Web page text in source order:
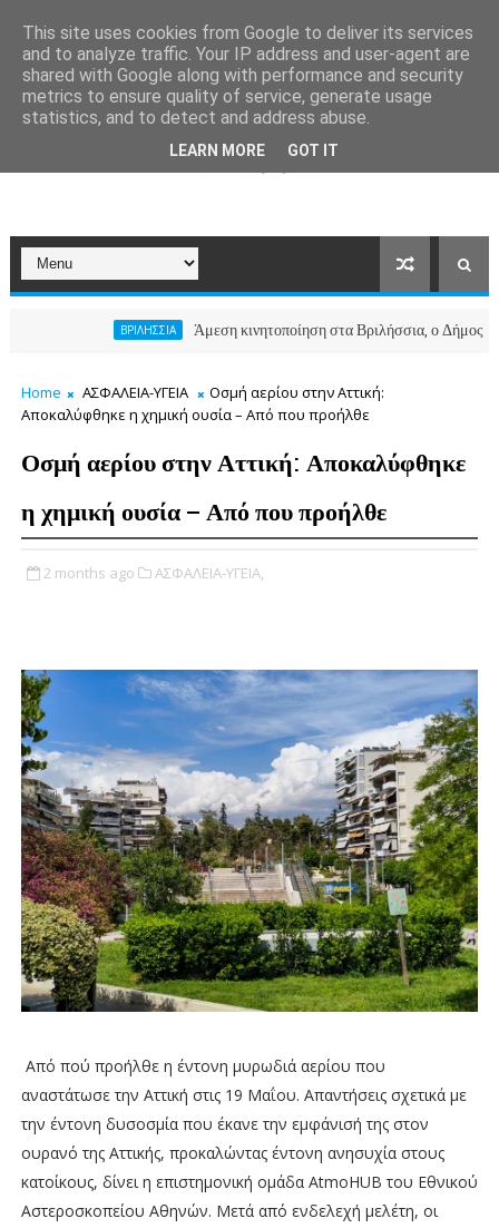
Άμεση κινητοποίηση στα Βριλήσσια, ο Δήμος ανοίγει
Home ΑΣΦΑΛΕΙΑ-ΥΓΕΙΑ
Οσμή αερίου στην Αττική:
Αποκαλύφθηκε η χημική ουσία – Από που προήλθε
Οσμή αερίου στην Αττική: Αποκαλύφθηκε
η χημική ουσία – Από που προήλθε
2 months ago ΑΣΦΑΛΕΙΑ-ΥΓΕΙΑ,
Από πού προήλθε η έντονη μυρωδιά αερίου που
αναστάτωσε την Αττική στις 19 Μαΐου. Απαντήσεις σχετικά με
την έντονη δυσοσμία που έκανε την εμφάνισή της στον
ουρανό της Αττικής, προκαλώντας έντονη ανησυχία στους
κατοίκους, δίνει η επιστημονική ομάδα AtmoHUB του Εθνικού
Αστεροσκοπείου Αθηνών. Μετά από ενδελεχή μελέτη, οι
This site uses cookies from Google to deliver its services
and to analyze traffic. Your IP address and user-agent are
shared with Google along with performance and security
metrics to ensure quality of service, generate usage
statistics, and to detect and address abuse.
LEARN MORE GOT IT